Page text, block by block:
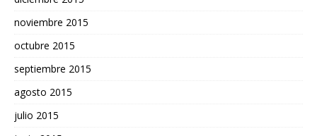
noviembre 2015
octubre 2015
septiembre 2015
agosto 2015
julio 2015